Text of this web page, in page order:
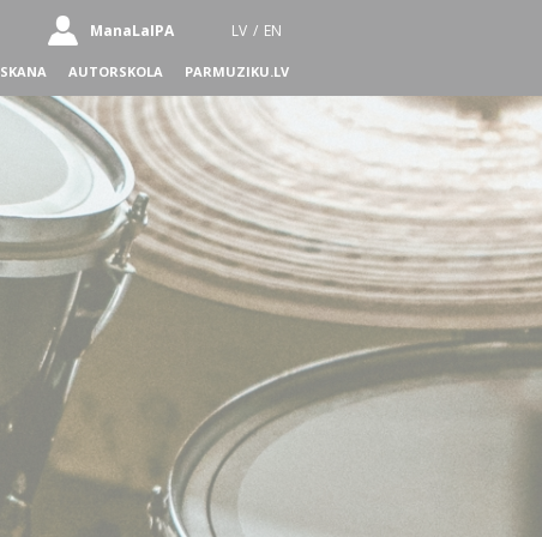
ManaLaIPA LV / EN
AUTORSKOLA PARMUZIKU.LV